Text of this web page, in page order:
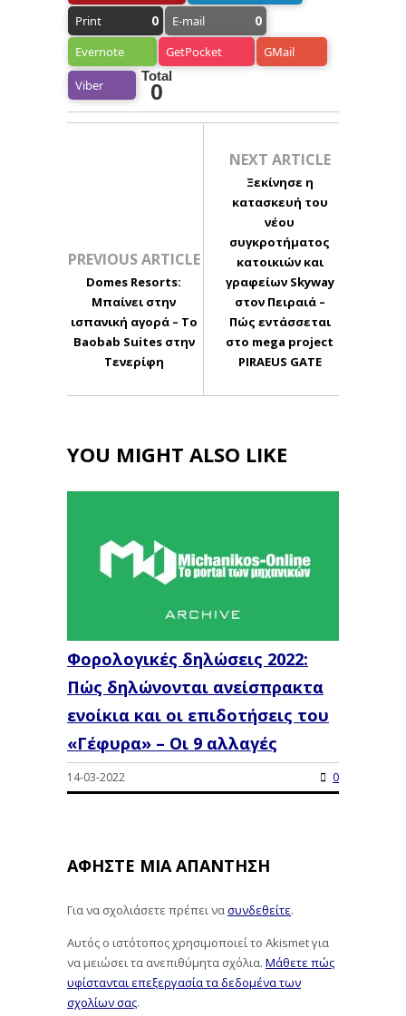
Print 0 E-mail 0
Evernote GetPocket GMail
Viber
Total
0
PREVIOUS ARTICLE
Domes Resorts:
Μπαίνει στην
ισπανική αγορά – Το
Baobab Suites στην
Τενερίφη
NEXT ARTICLE
Ξεκίνησε η
κατασκευή του
νέου
συγκροτήματος
κατοικιών και
γραφείων Skyway
στον Πειραιά –
Πώς εντάσσεται
στο mega project
PIRAEUS GATE
YOU MIGHT ALSO LIKE
Φορολογικές δηλώσεις 2022:
Πώς δηλώνονται ανείσπρακτα
ενοίκια και οι επιδοτήσεις του
«Γέφυρα» – Οι 9 αλλαγές
14-03-2022 0
ΑΦΉΣΤΕ ΜΙΑ ΑΠΆΝΤΗΣΗ
Για να σχολιάσετε πρέπει νασυνδεθείτε.
Αυτός ο ιστότοπος χρησιμοποιεί το Akismet για
να μειώσει τα ανεπιθύμητα σχόλια. Μάθετε πώς
υφίστανται επεξεργασία τα δεδομένα των
σχολίων σας.